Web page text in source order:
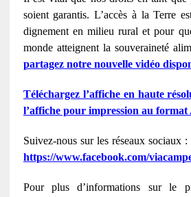
soient garantis. L’accès à la Terre
dignement en milieu rural et pour
monde atteignent la souveraineté
partagez notre nouvelle vidéo
Téléchargez l’affiche en haute
l’affiche pour impression au format
Suivez-nous sur les réseaux sociaux
https://www.facebook.com/
Pour plus d’informations sur le